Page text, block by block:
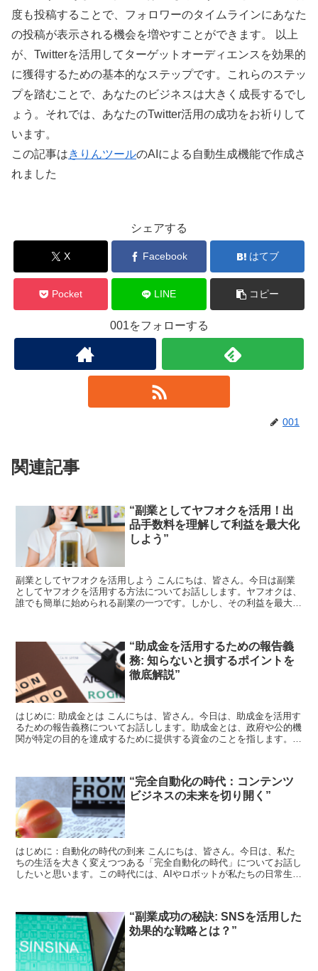
度も投稿することで、フォロワーのタイムラインにあなた
の投稿が表示される機会を増やすことができます。 以上
が、Twitterを活用してターゲットオーディエンスを効果的
に獲得するための基本的なステップです。これらのステッ
プを踏むことで、あなたのビジネスは大きく成長するでし
ょう。それでは、あなたのTwitter活用の成功をお祈りして
います。
この記事はきりんツールのAIによる自動生成機能で作成さ
れました
シェアする
X Facebook はてブ
Pocket LINE コピー
001をフォローする
001
関連記事
“副業としてヤフオクを活用！出
品手数料を理解して利益を最大化
しよう”
副業としてヤフオクを活用しよう こんにちは、皆さん。今日は副業
としてヤフオクを活用する方法についてお話しします。ヤフオクは、
誰でも簡単に始められる副業の一つです。しかし、その利益を最大化
“助成金を活用するための報告義
務: 知らないと損するポイントを
徹底解説”
はじめに: 助成金とは こんにちは、皆さん。今日は、助成金を活用す
るための報告義務についてお話しします。助成金とは、政府や公的機
関が特定の目的を達成するために提供する資金のことを指します。こ
“完全自動化の時代：コンテンツ
ビジネスの未来を切り開く”
はじめに：自動化の時代の到来 こんにちは、皆さん。今日は、私た
ちの生活を大きく変えつつある「完全自動化の時代」についてお話し
したいと思います。この時代には、AIやロボットが私たちの日常生活
“副業成功の秘訣: SNSを活用した
効果的な戦略とは？”